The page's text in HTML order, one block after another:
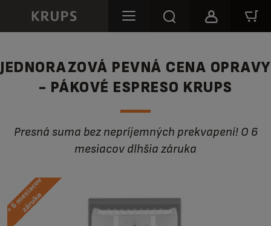
JEDNORAZOVÁ PEVNÁ CENA OPRAVY
- PÁKOVÉ ESPRESO KRUPS
Presná suma bez nepríjemných prekvapení! O 6
mesiacov dlhšia záruka